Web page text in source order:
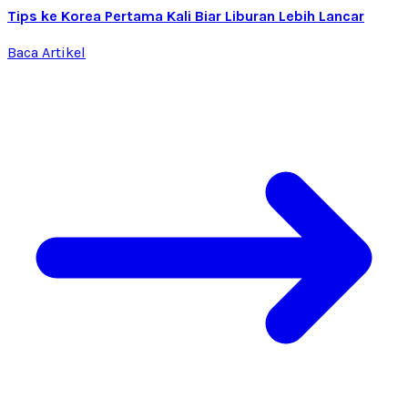
Tips ke Korea Pertama Kali Biar Liburan Lebih Lancar
Baca Artikel